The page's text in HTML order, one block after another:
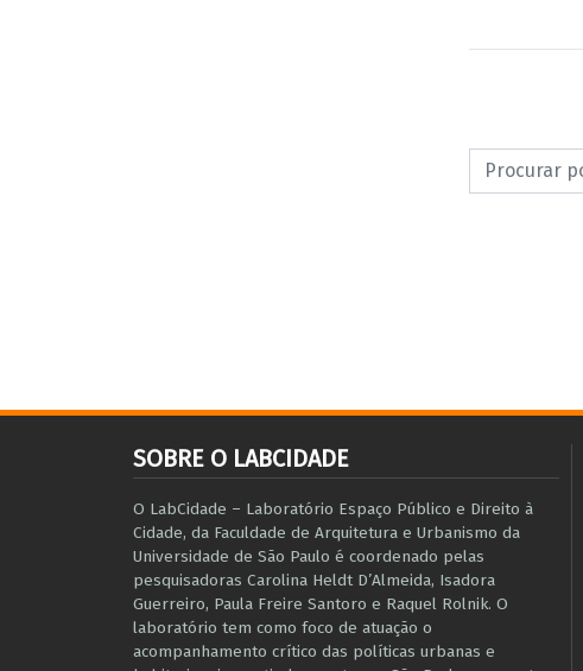
SOBRE O LABCIDADE
O LabCidade – Laboratório Espaço Público e Direito à
Cidade, da Faculdade de Arquitetura e Urbanismo da
Universidade de São Paulo é coordenado pelas
pesquisadoras Carolina Heldt D’Almeida, Isadora
Guerreiro, Paula Freire Santoro e Raquel Rolnik. O
laboratório tem como foco de atuação o
acompanhamento crítico das políticas urbanas e